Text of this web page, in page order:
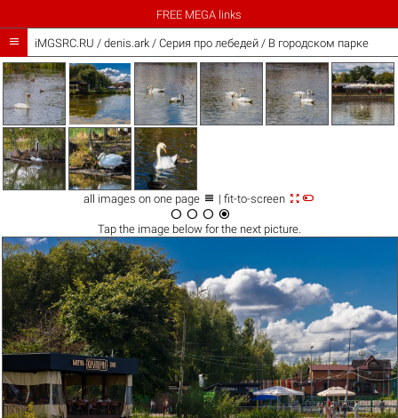
FREE MEGA links
 iMGSRC.RU / denis.ark/ Серия про лебедей / В городском парке
all images on one page  | fit-to-screen 
   
Tap the imagebelow for the next picture.